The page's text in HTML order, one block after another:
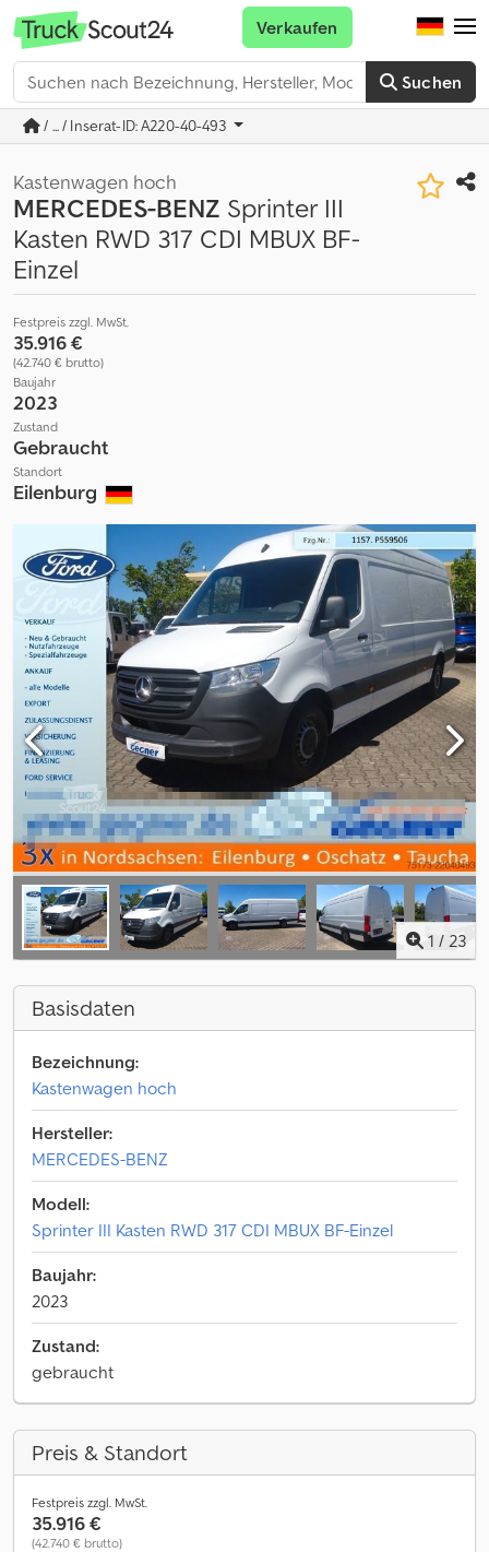
Suchen
Verkaufen
/ ... / Inserat-ID: A220-40-493
Kastenwagen hoch
MERCEDES-BENZ Sprinter III
Kasten RWD 317 CDI MBUX BF-
Einzel
Festpreis zzgl. MwSt.
35.916 €
(42.740 € brutto)
Baujahr
2023
Zustand
Gebraucht
Standort
Eilenburg
1 / 23
Basisdaten
Bezeichnung:
Kastenwagen hoch
Hersteller:
MERCEDES-BENZ
Modell:
Sprinter III Kasten RWD 317 CDI MBUX BF-Einzel
Baujahr:
2023
Zustand:
gebraucht
Preis & Standort
Festpreis zzgl. MwSt.
35.916 €
(42.740 € brutto)